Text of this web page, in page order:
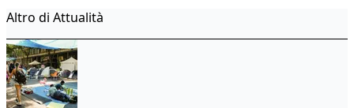
Altro di Attualità